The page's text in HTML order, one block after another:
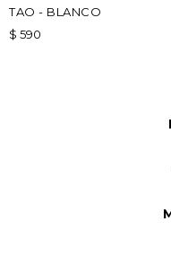
TAO - BLANCO
$ 590